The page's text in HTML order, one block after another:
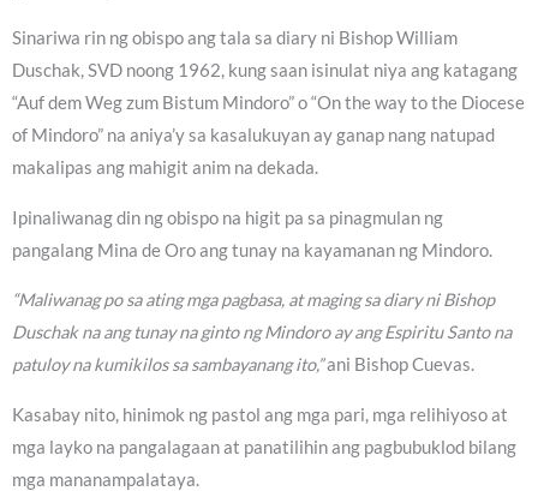
Sinariwa rin ng obispo ang tala sa diary ni Bishop William
Duschak, SVD noong 1962, kung saan isinulat niya ang katagang
“Auf dem Weg zum Bistum Mindoro” o “On the way to the Diocese
of Mindoro” na aniya’y sa kasalukuyan ay ganap nang natupad
makalipas ang mahigit anim na dekada.
Ipinaliwanag din ng obispo na higit pa sa pinagmulan ng
pangalang Mina de Oro ang tunay na kayamanan ng Mindoro.
“Maliwanag po sa ating mga pagbasa, at maging sa diary ni Bishop
Duschak na ang tunay na ginto ng Mindoro ay ang Espiritu Santo na
patuloy na kumikilos sa sambayanang ito,”ani Bishop Cuevas.
Kasabay nito, hinimok ng pastol ang mga pari, mga relihiyoso at
mga layko na pangalagaan at panatilihin ang pagbubuklod bilang
mga mananampalataya.